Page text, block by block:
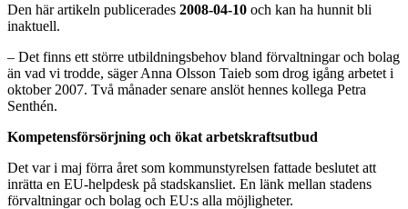
Den här artikeln publicerades 2008-04-10 och kan ha hunnit bli
inaktuell.
– Det finns ett större utbildningsbehov bland förvaltningar och bolag
än vad vi trodde, säger Anna Olsson Taieb som drog igång arbetet i
oktober 2007. Två månader senare anslöt hennes kollega Petra
Senthén.
Kompetensförsörjning och ökat arbetskraftsutbud
Det var i maj förra året som kommunstyrelsen fattade beslutet att
inrätta en EU-helpdesk på stadskansliet. En länk mellan stadens
förvaltningar och bolag och EU:s alla möjligheter.